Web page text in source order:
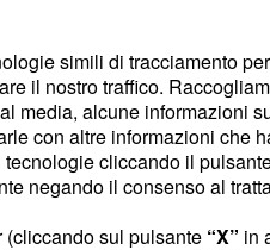
tanto il territorio del
avvistamenti della lista:
lo scorso marzo, ma
sul luogo non trovarono
venne
simili di tracciamento
il nostro traffico.
media, alcune informazioni
con altre informazioni che
cliccando il
negando il consenso al
sul pulsante “X” in